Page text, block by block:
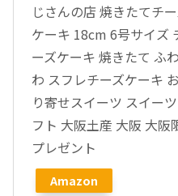
じさんの店 焼きたてチ
ケーキ 18cm 6号サイズ
ーズケーキ 焼きたて ふ
わ スフレチーズケーキ
り寄せスイーツ スイー
フト 大阪土産 大阪 大阪
プレゼント
Amazon